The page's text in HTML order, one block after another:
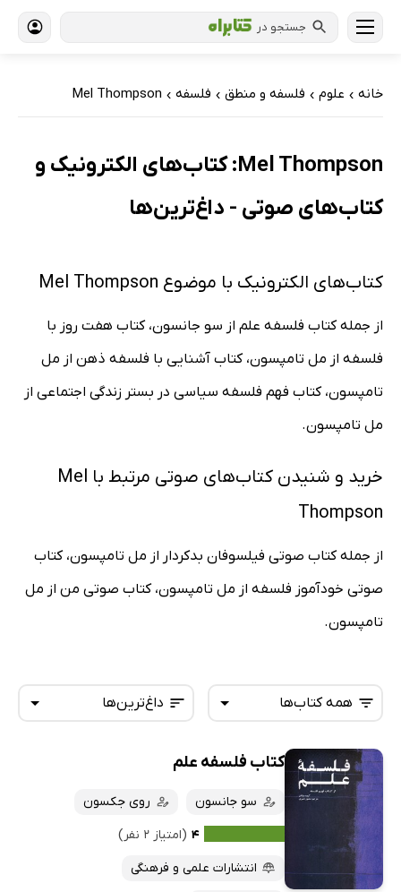
جستجو در
خانه › علوم › فلسفه و منطق › فلسفه ›
Mel Thompson
Mel Thompson: کتاب‌های الکترونیک و
کتاب‌های صوتی - داغ‌ترین‌ها
کتاب‌های الکترونیک با موضوع Mel Thompson
از جمله کتاب فلسفه علم از سو جانسون، کتاب هفت روز با
فلسفه از مل تامپسون، کتاب آشنایی با فلسفه‌ ذهن از مل
تامپسون، کتاب فهم فلسفه سیاسی در بستر زندگی اجتماعی از
مل تامپسون.
خرید و شنیدن کتاب‌های صوتی مرتبط با Mel
Thompson
از جمله کتاب صوتی فیلسوفان بدکردار از مل تامپسون، کتاب
صوتی خودآموز فلسفه از مل تامپسون، کتاب صوتی من از مل
تامپسون.
داغ‌ترین‌ها
تازه‌ها
داغ‌ترین‌ها
پرفروش‌ها
پربحث‌ها
همه کتاب‌ها
همه کتاب‌ها
کتاب‌های صوتی
کتاب‌های متنی
کتاب فلسفه علم
سو جانسون
روی جکسون
۴ (امتیاز ۲ نفر)
انتشارات علمی و فرهنگی